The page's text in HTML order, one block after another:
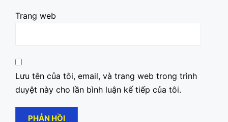
Trang web
Lưu tên của tôi, email, và trang web trong trình
duyệt này cho lần bình luận kế tiếp của tôi.